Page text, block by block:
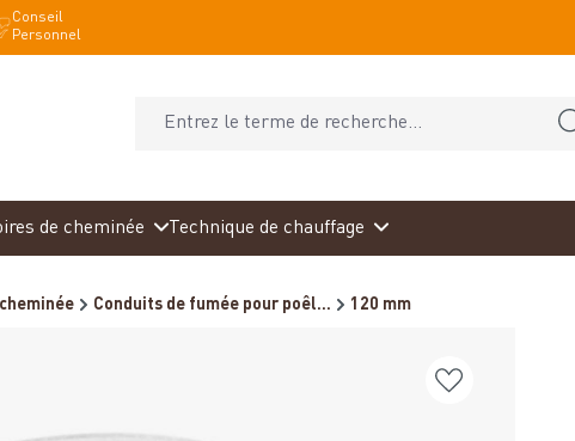
principale
Conseil
Personnel
de cheminée Technique de chauffage
Conduits de fumée pour poêl... 120 mm